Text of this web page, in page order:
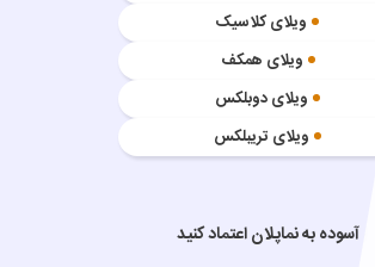
ویلای کلاسیک
ویلای همکف
ویلای دوبلکس
ویلای تریبلکس
آسوده به نماپلان اعتماد کنید